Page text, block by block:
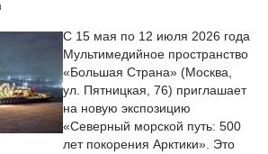
С 15 мая по 12 июля 2026 года
Мультимедийное пространство
«Большая Страна» (Москва,
ул. Пятницкая, 76) приглашает
на новую экспозицию
«Северный морской путь: 500
лет покорения Арктики». Это